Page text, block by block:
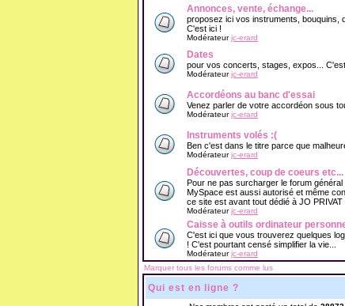
Annonces, vente, échange...
proposez ici vos instruments, bouquins,
C'est ici !
Modérateurjc-erard
Dates
pour vos concerts, stages, expos...
Modérateurjc-erard
Accordéons au banc d'essai
Venez parler de votre accordéon sous
Modérateurjc-erard
Instruments volés :(
Ben c'est dans le titre parce que
Modérateurjc-erard
Découvertes, coup de coeurs etc...
Pour ne pas surcharger le forum
MySpace est aussi autorisé et même
ce site est avant tout dédié à JO
Modérateurjc-erard
Caisse à outils ordinateur
C'est ici que vous trouverez quelques
! C'est pourtant censé simplifier la vie...
Modérateurjc-erard
Marquer tous les forums comme lus
Qui est en ligne ?